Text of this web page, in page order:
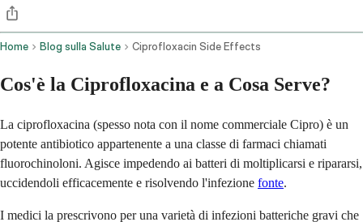
Home Blog sulla Salute Ciprofloxacin Side Effects
Cos'è la Ciprofloxacina e a Cosa Serve?
La ciprofloxacina (spesso nota con il nome commerciale Cipro) è un
potente antibiotico appartenente a una classe di farmaci chiamati
fluorochinoloni. Agisce impedendo ai batteri di moltiplicarsi e ripararsi,
uccidendoli efficacemente e risolvendo l'infezione fonte.
I medici la prescrivono per una varietà di infezioni batteriche gravi che